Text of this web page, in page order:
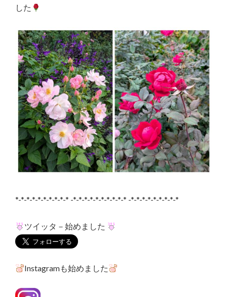
した
*-*-*-*-*-*-*-*-*-* -*-*-*-*-*-*-*-*-*-* -*-*-*-*-*-*-*-*-*
ツイッタ－始めました
Instagramも始めました